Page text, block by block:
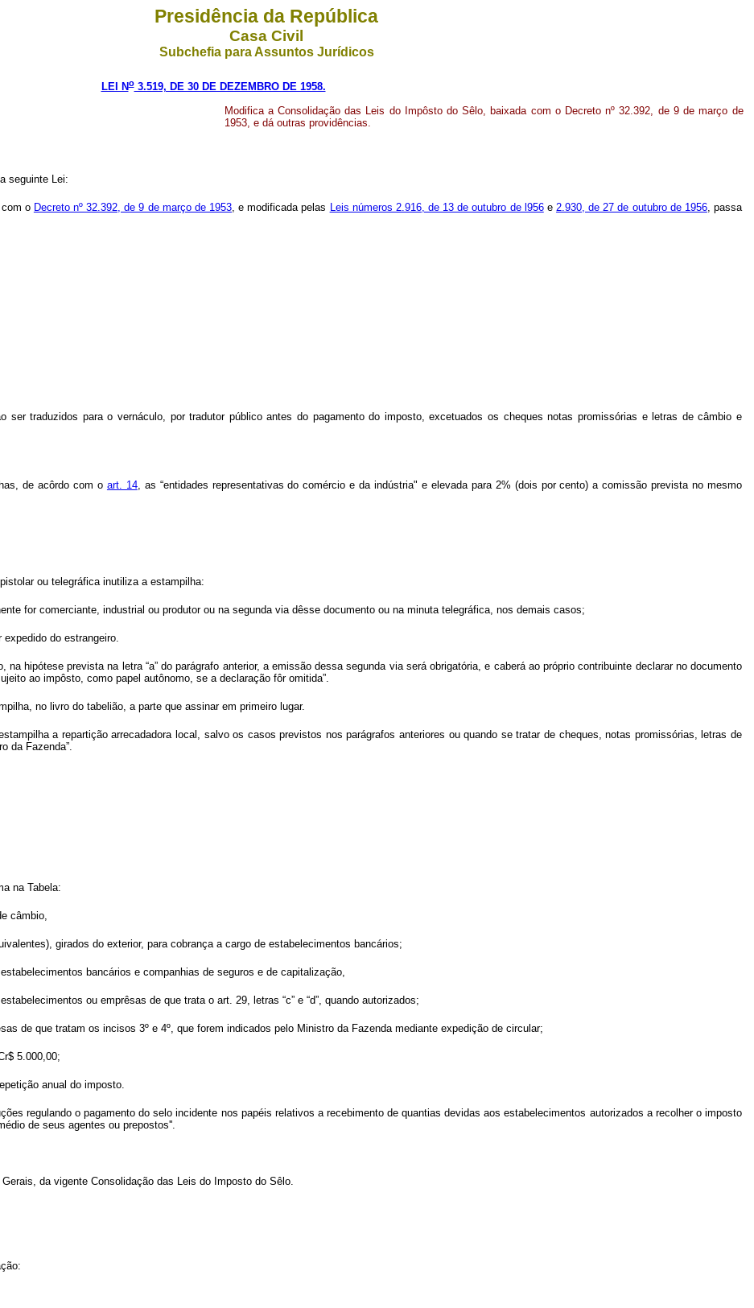
Presidência da República
Casa Civil
Subchefia para Assuntos Jurídicos
LEI No3.519, DE 30 DE DEZEMBRO DE 1958.
Modifica a Consolidação das Leis do Impôsto do Sêlo, baixada com o Decreto nº 32.392, de 9 de março de
1953, e dá outras providências.
seguinte Lei:
o Decreto nº 32.392, de 9 de março de 1953, e modificada pelas Leis números 2.916, de 13 de outubro de l956e2.930, de 27 de outubro de 1956, passa
ser traduzidos para o vernáculo, por tradutor público antes do pagamento do imposto, excetuados os cheques notas promissórias e letras de câmbio e
de acôrdo com o art. 14, as “entidades representativas do comércio e da indústria" e elevada para 2% (dois por cento) a comissão prevista no mesmo
ou telegráfica inutiliza a estampilha:
for comerciante, industrial ou produtor ou na segunda via dêsse documento ou na minuta telegráfica, nos demais casos;
do estrangeiro.
hipótese prevista na letra “a” do parágrafo anterior, a emissão dessa segunda via será obrigatória, e caberá ao próprio contribuinte declarar no documento
ao impôsto, como papel autônomo, se a declaração fôr omitida”.
no livro do tabelião, a parte que assinar em primeiro lugar.
a repartição arrecadadora local, salvo os casos previstos nos parágrafos anteriores ou quando se tratar de cheques, notas promissórias, letras de
da Fazenda”.
na Tabela:
câmbio,
girados do exterior, para cobrança a cargo de estabelecimentos bancários;
bancários e companhias de seguros e de capitalização,
ou emprêsas de que trata o art. 29, letras “c” e “d”, quando autorizados;
de que tratam os incisos 3º e 4º, que forem indicados pelo Ministro da Fazenda mediante expedição de circular;
5.000,00;
anual do imposto.
regulando o pagamento do selo incidente nos papéis relativos a recebimento de quantias devidas aos estabelecimentos autorizados a recolher o imposto
de seus agentes ou prepostos''.
da vigente Consolidação das Leis do Imposto do Sêlo.